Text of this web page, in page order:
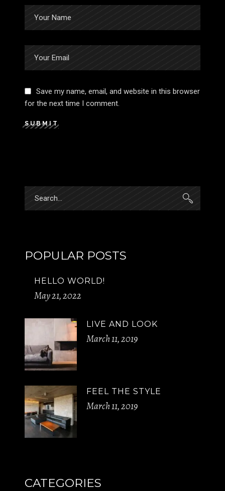
Save my name, email, and website in this browser
for the next time I comment.
SUBMIT
POPULAR POSTS
HELLO WORLD!
May 21, 2022
LIVE AND LOOK
March 11, 2019
FEEL THE STYLE
March 11, 2019
CATEGORIES